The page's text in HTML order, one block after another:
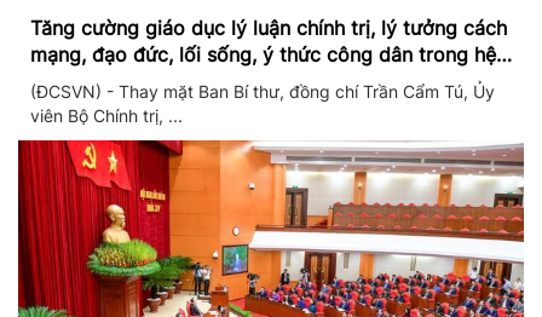
Tăng cường giáo dục lý luận chính trị, lý tưởng cách
mạng, đạo đức, lối sống, ý thức công dân trong hệ
thống giáo dục quốc dân
(ĐCSVN) - Thay mặt Ban Bí thư, đồng chí Trần Cẩm Tú, Ủy
viên Bộ Chính trị, ...